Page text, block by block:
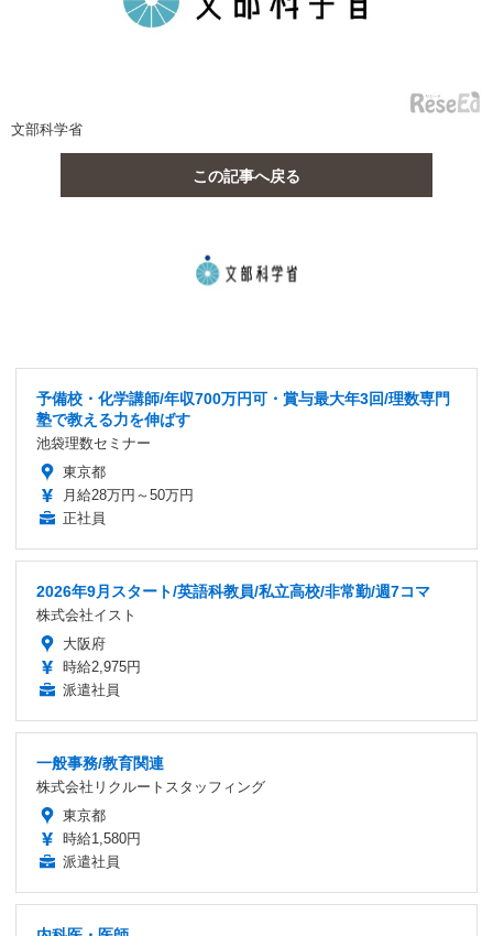
文部科学省
この記事へ戻る
予備校・化学講師/年収700万円可・賞与最大年3回/理数専門
塾で教える力を伸ばす
池袋理数セミナー
東京都
月給28万円～50万円
正社員
2026年9月スタート/英語科教員/私立高校/非常勤/週7コマ
株式会社イスト
大阪府
時給2,975円
派遣社員
一般事務/教育関連
株式会社リクルートスタッフィング
東京都
時給1,580円
派遣社員